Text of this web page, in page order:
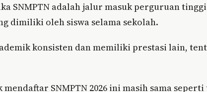
SNMPTN adalah jalur masuk perguruan
dimiliki oleh siswa selama sekolah.
konsisten dan memiliki prestasi lain,
SNMPTN 2026 ini masih sama